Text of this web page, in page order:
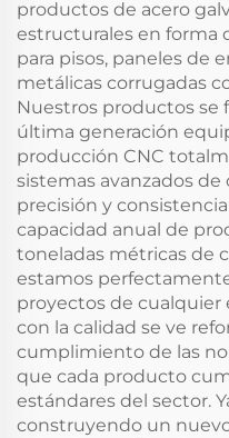
productos de acero
estructurales en forma
para pisos, paneles de
metálicas corrugadas
Nuestros productos se
última generación
producción CNC
sistemas avanzados de
precisión y
capacidad anual de
toneladas métricas de
estamos
proyectos de cualquier
con la calidad se ve
cumplimiento de las
que cada producto
estándares del sector.
construyendo un